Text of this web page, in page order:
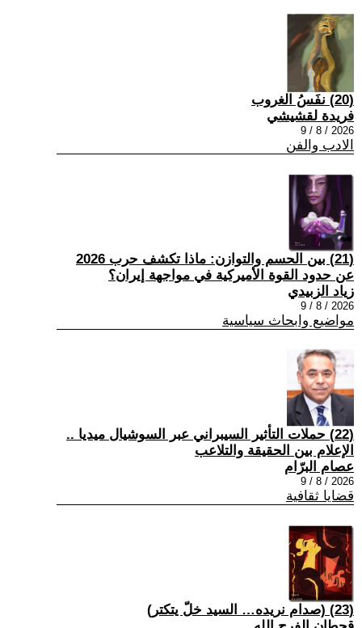
(20) نفَسُ الغروب
فريدة لقشيشي
2026 / 8 / 9
الادب والفن
(21) بين الحسم والتوازن: ماذا تكشف حرب 2026
عن حدود القوة الأميركية في مواجهة إيران؟
زياد الزبيدي
2026 / 8 / 9
مواضيع وابحاث سياسية
(22) حملات التأثير السيبراني عبر السوشيال ميديا ..
الإعلام بين الحقيقة والتلاعب
عصام البرّام
2026 / 8 / 9
قضايا ثقافية
(23) (صدام نريده… السيد خلّ يتكتر)